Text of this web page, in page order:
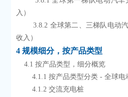
入）
        3.8.2 全球第二、三梯队电动汽车充电站厂商列表及市场份额（按2024年
收入）
4 规模细分，按产品类型
    4.1 按产品类型，细分概览
4.1.1 按产品类型分类 -
        4.1.2 交流充电桩